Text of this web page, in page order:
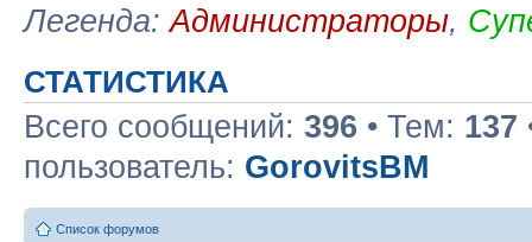
Легенда:Администраторы,
СТАТИСТИКА
Всего сообщений: 396 • Тем: 137
пользователь: GorovitsBM
Список форумов